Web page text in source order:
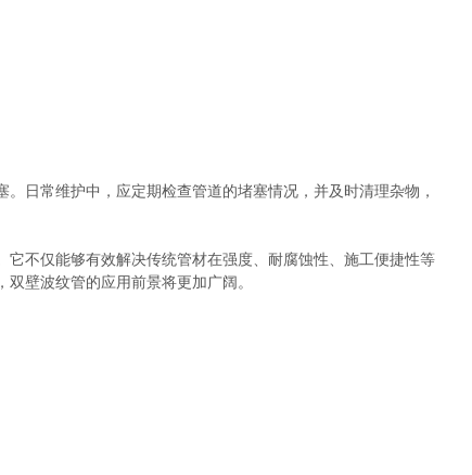
日常维护中，应定期检查管道的堵塞情况，并及时清理杂物，
不仅能够有效解决传统管材在强度、耐腐蚀性、施工便捷性等
壁波纹管的应用前景将更加广阔。